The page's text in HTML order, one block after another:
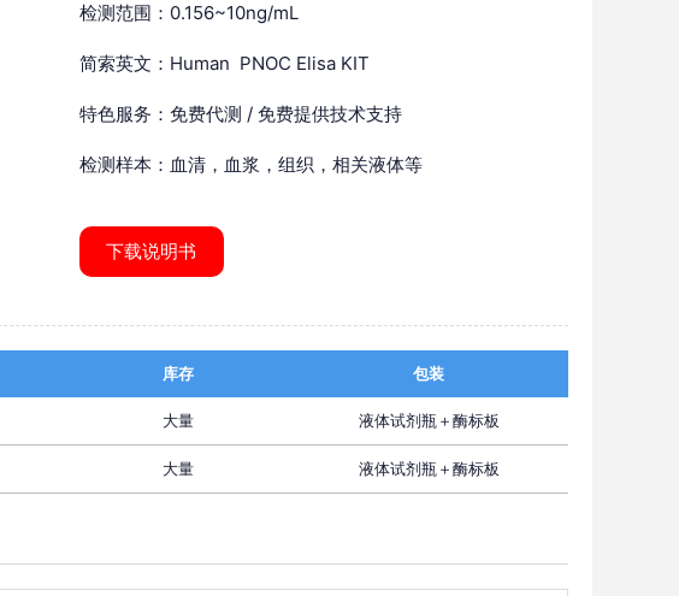
检测范围：0.156~10ng/mL
简索英文：Human PNOC Elisa KIT
特色服务：免费代测 / 免费提供技术支持
检测样本：血清，血浆，组织，相关液体等
下载说明书
库存 包装
大量 液体试剂瓶＋酶标板
大量 液体试剂瓶＋酶标板